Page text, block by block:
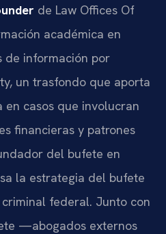
de Law Offices Of
académica en
de información por
un trasfondo que aporta
en casos que involucran
financieras y patrones
del bufete en
la estrategia del bufete
federal. Junto con
—abogados externos